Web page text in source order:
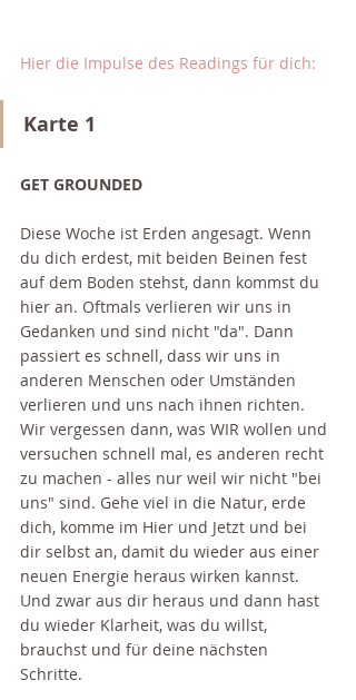
Hier die Impulse des Readings für dich:
Karte 1
GET GROUNDED
Diese Woche ist Erden angesagt. Wenn
du dich erdest, mit beiden Beinen fest
auf dem Boden stehst, dann kommst du
hier an. Oftmals verlieren wir uns in
Gedanken und sind nicht "da". Dann
passiert es schnell, dass wir uns in
anderen Menschen oder Umständen
verlieren und uns nach ihnen richten.
Wir vergessen dann, was WIR wollen und
versuchen schnell mal, es anderen recht
zu machen - alles nur weil wir nicht "bei
uns" sind. Gehe viel in die Natur, erde
dich, komme im Hier und Jetzt und bei
dir selbst an, damit du wieder aus einer
neuen Energie heraus wirken kannst.
Und zwar aus dir heraus und dann hast
du wieder Klarheit, was du willst,
brauchst und für deine nächsten
Schritte.